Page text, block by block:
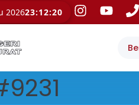
202623:12:20